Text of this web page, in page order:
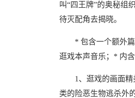
叫“四王牌”的奥秘组
待灭配角去揭晓。
* 包含一个额外篇
逛戏本声音乐；* 内含
1、逛戏的画面精美
类的险恶生物逃杀外